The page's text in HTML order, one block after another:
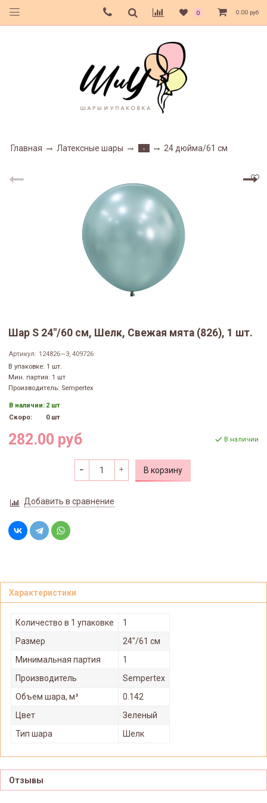
0 0.00 руб
Главная Латексные шары - 24 дюйма/61 см
Шар S 24"/60 см, Шелк, Свежая мята (826), 1 шт.
Артикул: 124826—3, 409726
В упаковке: 1 шт.
Мин. партия: 1 шт
Производитель: Sempertex
В наличии: 2 шт
Скоро:
0 шт
282.00 руб В наличии
В корзину
Добавить в сравнение
Характеристики
Количество в 1 упаковке
1
Размер
24"/61 см
Минимальная партия
1
Производитель
Sempertex
Объем шара, м³
0.142
Цвет
Зеленый
Тип шара
Шелк
Отзывы